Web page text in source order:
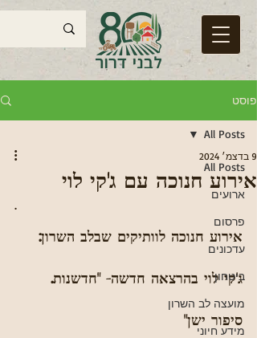
פוסט
All Posts
ארועים
פרסום
עדכונים
ביטחון
מועצה לב השרון
מידע חיוני
All Posts
אירוע חנוכה עם ג'קי לוי
9 בדצמ׳ 2024
.
אירוע חנוכה לוותיקים שבלב השרון:
ג'קי לוי בהרצאה חדשה- "חדשנות.
סיפור ישן"